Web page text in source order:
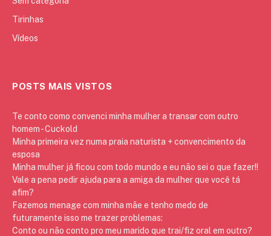
Tirinhas
Vídeos
POSTS MAIS VISTOS
Te conto como convenci minha mulher a transar com outro
homem - Cuckold
Minha primeira vez numa praia naturista + convencimento da
esposa
Minha mulher já ficou com todo mundo e eu não sei o que fazer!!
Vale a pena pedir ajuda para a amiga da mulher que você tá
afim?
Fazemos menage com minha mãe e tenho medo de
futuramente isso me trazer problemas:
Conto ou não conto pro meu marido que trai/fiz oral em outro?